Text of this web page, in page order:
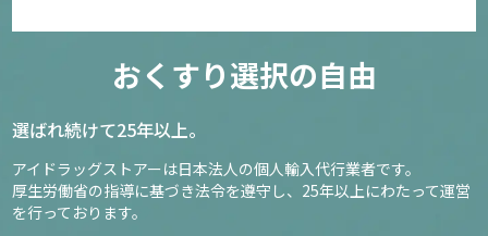
おくすり選択の自由
選ばれ続けて25年以上。
アイドラッグストアーは日本法人の個人輸入代行業者です。
厚生労働省の指導に基づき法令を遵守し、 25年以上にわたって運営
を行っております。